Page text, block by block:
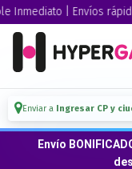
| Envíos rápidos a
Enviar a Ingresar CP y
Envío